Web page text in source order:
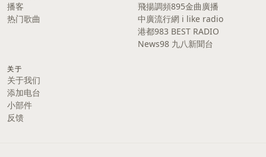
播客
热门歌曲
飛揚調頻895金曲廣播
中廣流行網 i like radio
港都983 BEST RADIO
News98 九八新聞台
关于
关于我们
添加电台
小部件
反馈